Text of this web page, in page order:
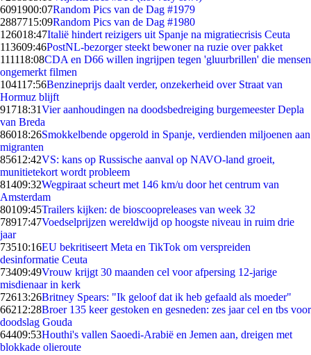
6091900:07Random Pics van de Dag #1979
2887715:09Random Pics van de Dag #1980
126018:47Italië hindert reizigers uit Spanje na migratiecrisis Ceuta
113609:46PostNL-bezorger steekt bewoner na ruzie over pakket
111118:08CDA en D66 willen ingrijpen tegen 'gluurbrillen' die mensen
ongemerkt filmen
104117:56Benzineprijs daalt verder, onzekerheid over Straat van
Hormuz blijft
91718:31Vier aanhoudingen na doodsbedreiging burgemeester Depla
van Breda
86018:26Smokkelbende opgerold in Spanje, verdienden miljoenen aan
migranten
85612:42VS: kans op Russische aanval op NAVO-land groeit,
munitietekort wordt probleem
81409:32Wegpiraat scheurt met 146 km/u door het centrum van
Amsterdam
80109:45Trailers kijken: de bioscoopreleases van week 32
78917:47Voedselprijzen wereldwijd op hoogste niveau in ruim drie
jaar
73510:16EU bekritiseert Meta en TikTok om verspreiden
desinformatie Ceuta
73409:49Vrouw krijgt 30 maanden cel voor afpersing 12-jarige
misdienaar in kerk
72613:26Britney Spears: "Ik geloof dat ik heb gefaald als moeder"
66212:28Broer 135 keer gestoken en gesneden: zes jaar cel en tbs voor
doodslag Gouda
64409:53Houthi's vallen Saoedi-Arabië en Jemen aan, dreigen met
blokkade olieroute